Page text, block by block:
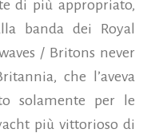
di più appropriato,
banda dei Royal
/ Britons never
che l’aveva
solamente per le
più vittorioso di